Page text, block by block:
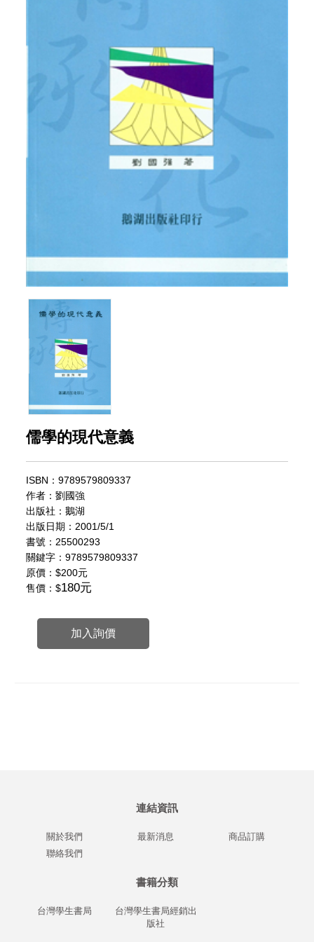
儒學的現代意義
ISBN：9789579809337
作者：劉國強
出版社：鵝湖
出版日期：2001/5/1
書號：25500293
關鍵字：9789579809337
原價：$200元
售價：$180元
加入詢價
連結資訊
關於我們 最新消息
商品訂購
聯絡我們
書籍分類
台灣學生書局
台灣學生書局經銷出
版社